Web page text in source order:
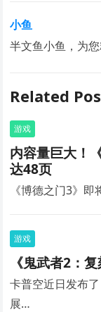
小鱼
半文鱼小鱼，为
Related
游戏
内容量巨大！
达48页
《博德之门3》
游戏
《鬼武者2：
卡普空近日发布
展…